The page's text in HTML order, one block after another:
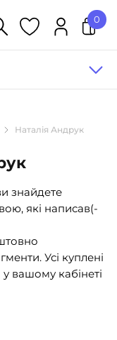
(527)
(55)
0
Наталія Андрук
знайдете
які написав(-
Усі куплені
вашому кабінеті